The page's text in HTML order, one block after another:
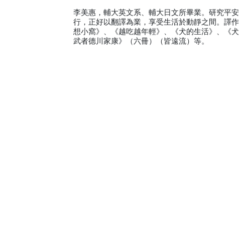
李美惠，輔大英文系、輔大日文所畢業。研究平
行，正好以翻譯為業，享受生活於動靜之間。譯
想小窩》、《越吃越年輕》、《犬的生活》、《
武者德川家康》（六冊）（皆遠流）等。